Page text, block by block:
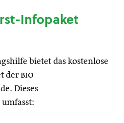
Infopaket
bietet das kostenlose
der bio
Dieses